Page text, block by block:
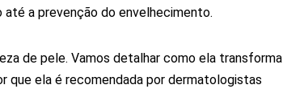
até a prevenção do envelhecimento.
de pele. Vamos detalhar como ela transforma
que ela é recomendada por dermatologistas